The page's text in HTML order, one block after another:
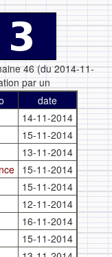
46 (du 2014-11-
par un
date
14-11-2014
15-11-2014
13-11-2014
15-11-2014
15-11-2014
12-11-2014
16-11-2014
15-11-2014